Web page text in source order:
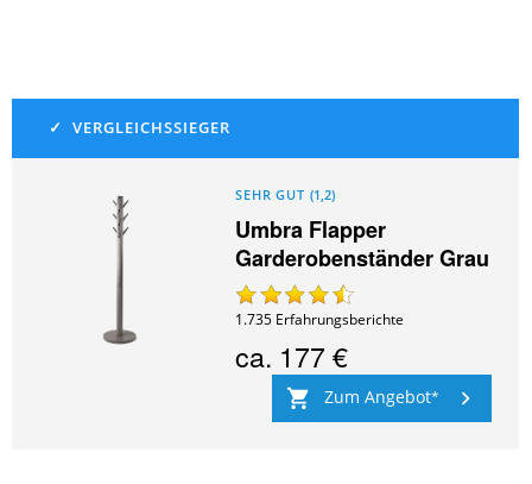
SEHR GUT (1,2)
Umbra Flapper
Garderobenständer Grau
1.735 Erfahrungsberichte
ca. 177 €
Zum Angebot